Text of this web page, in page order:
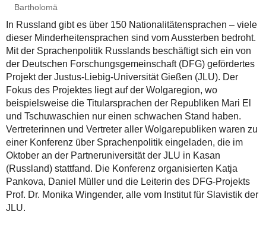
Bartholomä
In Russland gibt es über 150 Nationalitätensprachen – viele
dieser Minderheitensprachen sind vom Aussterben bedroht.
Mit der Sprachenpolitik Russlands beschäftigt sich ein von
der Deutschen Forschungsgemeinschaft (DFG) gefördertes
Projekt der Justus-Liebig-Universität Gießen (JLU). Der
Fokus des Projektes liegt auf der Wolgaregion, wo
beispielsweise die Titularsprachen der Republiken Mari El
und Tschuwaschien nur einen schwachen Stand haben.
Vertreterinnen und Vertreter aller Wolgarepubliken waren zu
einer Konferenz über Sprachenpolitik eingeladen, die im
Oktober an der Partneruniversität der JLU in Kasan
(Russland) stattfand. Die Konferenz organisierten Katja
Pankova, Daniel Müller und die Leiterin des DFG-Projekts
Prof. Dr. Monika Wingender, alle vom Institut für Slavistik der
JLU.